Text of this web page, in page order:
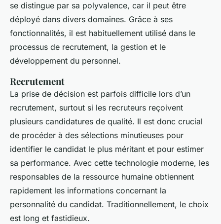
se distingue par sa polyvalence, car il peut être
déployé dans divers domaines. Grâce à ses
fonctionnalités, il est habituellement utilisé dans le
processus de recrutement, la gestion et le
développement du personnel.
Recrutement
La prise de décision est parfois difficile lors d’un
recrutement, surtout si les recruteurs reçoivent
plusieurs candidatures de qualité. Il est donc crucial
de procéder à des sélections minutieuses pour
identifier le candidat le plus méritant et pour estimer
sa performance. Avec cette technologie moderne, les
responsables de la ressource humaine obtiennent
rapidement les informations concernant la
personnalité du candidat. Traditionnellement, le choix
est long et fastidieux.